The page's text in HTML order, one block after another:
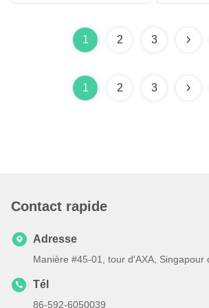
1 2 3
1 2 3
Contact rapide
Adresse
Manière #45-01, tour d'AXA, Singapour
Tél
86-592-6050039